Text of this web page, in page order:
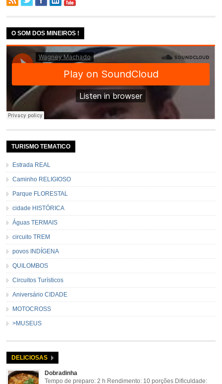
O SOM DOS MINEIROS !
TURISMO TEMATICO
Estrada REAL
Caminho RELIGIOSO
Parque FLORESTAL
cidade HISTÓRICA
Águas TERMAIS
circuito TREM
povos INDÍGENA
QUILOMBOS
Circuitos Turísticos
Aniversário CIDADE
MOTOCROSS
>MUSEUS
DELICIOSAS
Dobradinha
Tempo de preparo: 2 h Rendimento: 10 porções Dificuldade: